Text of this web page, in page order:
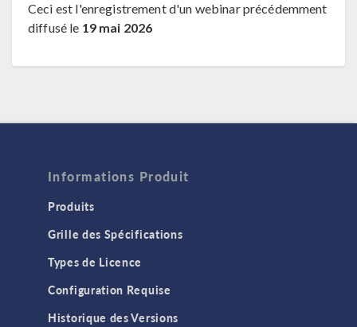
Ceci est l'enregistrement d'un webinar précédemment
diffusé le 19 mai 2026
Informations Produit
Produits
Grille des Spécifications
Types de Licence
Configuration Requise
Historique des Versions